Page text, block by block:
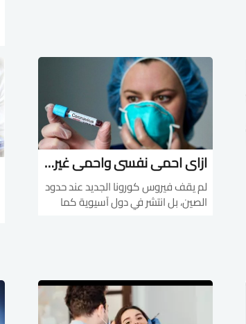
ازاى احمى نفسى واحمى غيرى من مرض الكرونا؟
لم يقف فيروس كورونا الجديد عند حدود
الصين، بل انتشر في دول آسيوية كما